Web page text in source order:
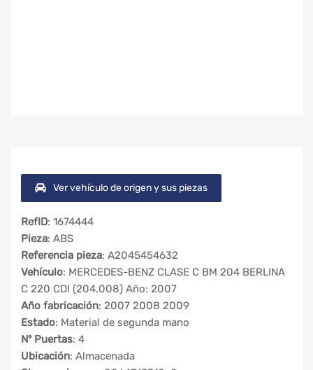
Ver vehículo de origen y sus piezas
RefID: 1674444
Pieza: ABS
Referencia pieza: A2045454632
Vehículo: MERCEDES-BENZ CLASE C BM 204 BERLINA
C 220 CDI (204.008) Año: 2007
Año fabricación: 2007 2008 2009
Estado: Material de segunda mano
Nº Puertas: 4
Ubicación: Almacenada